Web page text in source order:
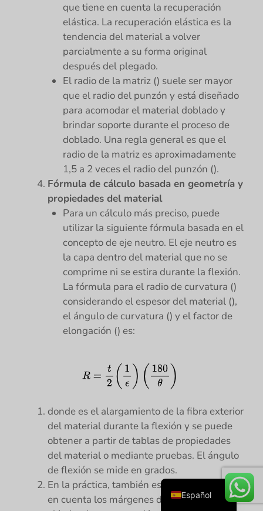
que tiene en cuenta la recuperación
elástica. La recuperación elástica es la
tendencia del material a volver
parcialmente a su forma original
después del plegado.
El radio de la matriz () suele ser mayor
que el radio del punzón y está diseñado
para acomodar el material doblado y
brindar soporte durante el proceso de
doblado. Una regla general es que el
radio de la matriz es aproximadamente
1,5 a 2 veces el radio del punzón ().
Fórmula de cálculo basada en geometría y
propiedades del material
Para un cálculo más preciso, puede
utilizar la siguiente fórmula basada en el
concepto de eje neutro. El eje neutro es
la capa dentro del material que no se
comprime ni se estira durante la flexión.
La fórmula para el radio de curvatura ()
considerando el espesor del material (),
el ángulo de curvatura () y el factor de
elongación () es:
donde es el alargamiento de la fibra exterior
del material durante la flexión y se puede
obtener a partir de tablas de propiedades
del material o mediante pruebas. El ángulo
de flexión se mide en grados.
En la práctica, también es importante tener
en cuenta los márgenes de recuperación
Español
English
Français
Deutsch